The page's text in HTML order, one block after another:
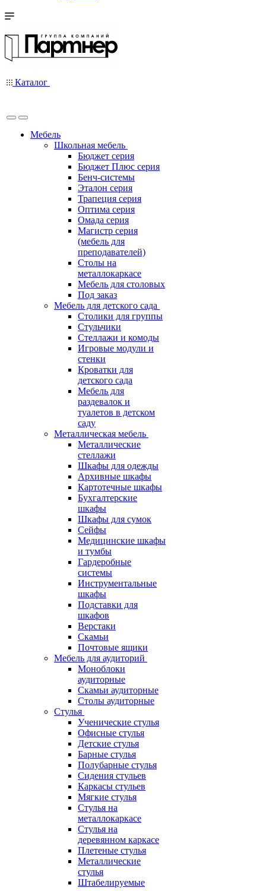
Каталог
Мебель
Школьная мебель
Бюджет серия
Бюджет Плюс серия
Бенч-системы
Эталон серия
Трапеция серия
Оптима серия
Омада серия
Магистр серия
(мебель для
преподавателей)
Столы на
металлокаркасе
Мебель для столовых
Под заказ
Мебель для детского сада
Столики для группы
Стульчики
Стеллажи и комоды
Игровые модули и
стенки
Кроватки для
детского сада
Мебель для
раздевалок и
туалетов в детском
саду
Металлическая мебель
Металлические
стеллажи
Шкафы для одежды
Архивные шкафы
Картотечные шкафы
Бухгалтерские
шкафы
Шкафы для сумок
Сейфы
Медицинские шкафы
и тумбы
Гардеробные
системы
Инструментальные
шкафы
Подставки для
шкафов
Верстаки
Скамьи
Почтовые ящики
Мебель для аудиторий
Моноблоки
аудиторные
Скамьи аудиторные
Столы аудиторные
Стулья
Ученические стулья
Офисные стулья
Детские стулья
Барные стулья
Полубарные стулья
Сидения стульев
Каркасы стульев
Мягкие стулья
Стулья на
металлокаркасе
Стулья на
деревянном каркасе
Плетеные стулья
Металлические
стулья
Штабелируемые